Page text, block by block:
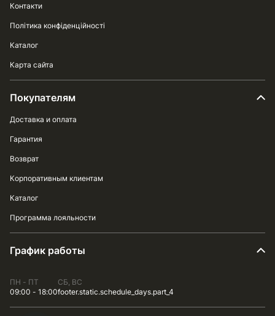
Контакти
Політика конфіденційності
Каталог
Карта сайта
Покупателям
Доставка и оплата
Гарантия
Возврат
Корпоративным клиентам
Каталог
Программа лояльности
График работы
ПН - ПТ
09:00 - 18:00
СБ, ВС
footer.static.schedule_days.part_4